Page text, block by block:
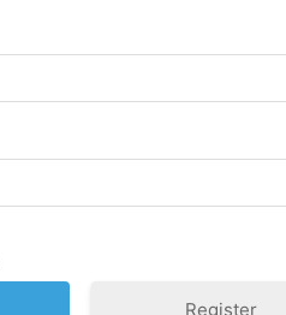
Register